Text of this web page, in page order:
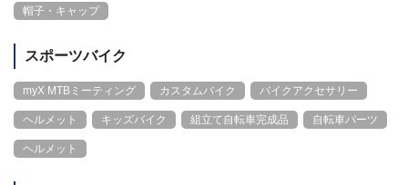
帽子・キャップ
スポーツバイク
myX MTBミーティング カスタムバイク バイクアクセサリー
ヘルメット キッズバイク 組立て自転車完成品 自転車パーツ
ヘルメット